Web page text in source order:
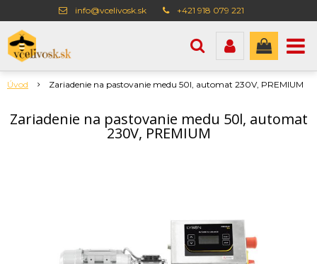
info@vcelivosk.sk +421 918 079 221
Úvod Zariadenie na pastovanie medu 50l, automat 230V, PREMIUM
Zariadenie na pastovanie medu 50l, automat
230V, PREMIUM